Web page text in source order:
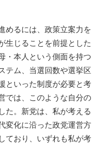
めるには、政策立案力を
生じることを前提とした
・本人という側面を持つ
テム、当選回数や選挙区
といった制度が必要と考
では、このような自分の
た。新党は、私が考える
変化に沿った政党運営方
ており、いずれも私が考